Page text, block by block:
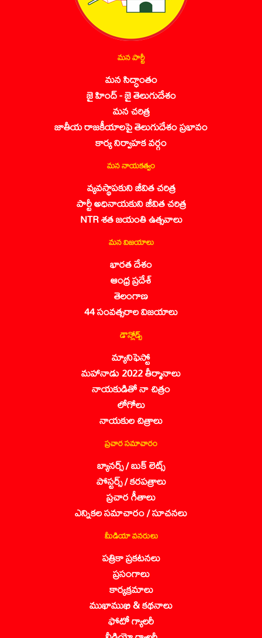
మన పార్టీ
మన సిద్ధాంతం
జై హింద్ - జై తెలుగుదేశం
మన చరిత్ర
జాతీయ రాజకీయాలపై తెలుగుదేశం ప్రభావం
కార్య నిర్వాహక వర్గం
మన నాయకత్వం
వ్యవస్థాపకుని జీవిత చరిత్ర
పార్టీ అధినాయకుని జీవిత చరిత్ర
NTR శత జయంతి ఉత్సవాలు
మన విజయాలు
భారత దేశం
ఆంధ్ర ప్రదేశ్
తెలంగాణ
44 సంవత్సరాల విజయాలు
డౌన్లోడ్స్
మ్యానిఫెస్టో
మహానాడు 2022 తీర్మానాలు
నాయకుడితో నా చిత్రం
లోగోలు
నాయకుల చిత్రాలు
ప్రచార సమాచారం
బ్యానర్స్ / బుక్ లెట్స్
పోస్టర్స్ / కరపత్రాలు
ప్రచార గీతాలు
ఎన్నికల సమాచారం / సూచనలు
మీడియా వనరులు
పత్రికా ప్రకటనలు
ప్రసంగాలు
కార్యక్రమాలు
ముఖాముఖి & కథనాలు
ఫోటో గ్యాలరీ